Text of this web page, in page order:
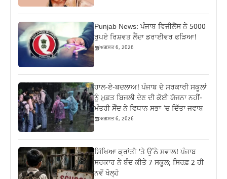
Punjab News: ਪੰਜਾਬ ਵਿਜੀਲੈਂਸ ਨੇ 5000
ਰੁਪਏ ਰਿਸ਼ਵਤ ਲੈਂਦਾ ਡਰਾਈਵਰ ਫੜਿਆ!
ਅਗਸਤ 6, 2026
ਹਾਲ-ਏ-ਬਦਲਾਅ! ਪੰਜਾਬ ਦੇ ਸਰਕਾਰੀ ਸਕੂਲਾਂ
ਨੂੰ ਮੁਫ਼ਤ ਬਿਜਲੀ ਦੇਣ ਦੀ ਕੋਈ ਯੋਜਨਾ ਨਹੀਂ-
ਮੰਤਰੀ ਸੌਂਦ ਨੇ ਵਿਧਾਨ ਸਭਾ ‘ਚ ਦਿੱਤਾ ਜਵਾਬ
ਅਗਸਤ 6, 2026
ਸਿੱਖਿਆ ਕ੍ਰਾਂਤੀ ‘ਤੇ ਉੱਠੇ ਸਵਾਲ! ਪੰਜਾਬ
ਸਰਕਾਰ ਨੇ ਬੰਦ ਕੀਤੇ 7 ਸਕੂਲ; ਸਿਰਫ਼ 2 ਹੀ
ਨਵੇਂ ਖੋਲ੍ਹੇ